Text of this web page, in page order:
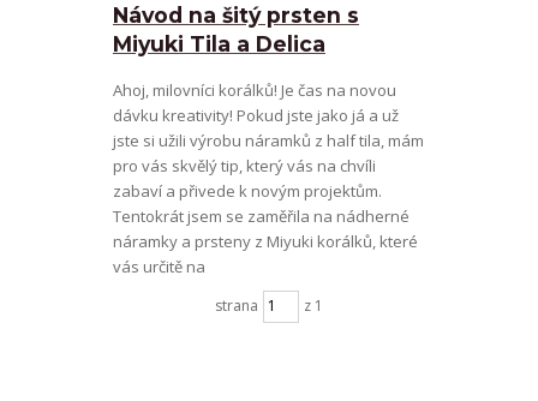
Návod na šitý prsten s
Miyuki Tila a Delica
Ahoj, milovníci korálků! Je čas na novou
dávku kreativity! Pokud jste jako já a už
jste si užili výrobu náramků z half tila, mám
pro vás skvělý tip, který vás na chvíli
zabaví a přivede k novým projektům.
Tentokrát jsem se zaměřila na nádherné
náramky a prsteny z Miyuki korálků, které
vás určitě na
strana z 1